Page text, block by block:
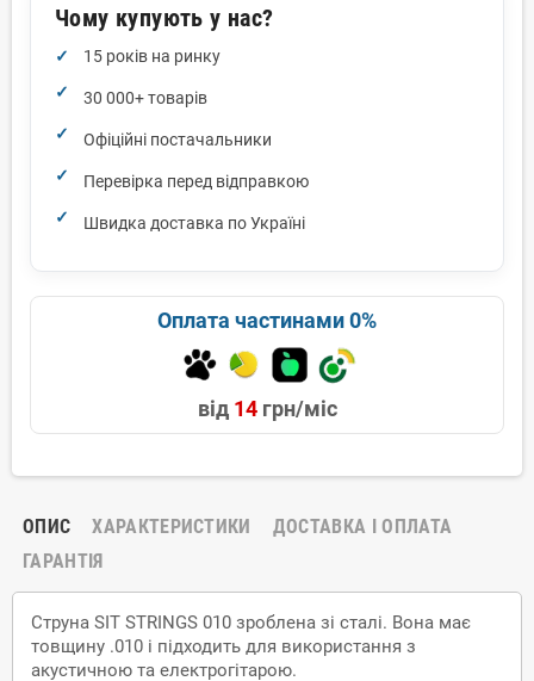
Чому купують у нас?
15 років на ринку
30 000+ товарів
Офіційні постачальники
Перевірка перед відправкою
Швидка доставка по Україні
Оплата частинами 0%
від 14грн/міс
ОПИС ХАРАКТЕРИСТИКИ
ДОСТАВКА І ОПЛАТА
ГАРАНТІЯ
Струна SIT STRINGS 010 зроблена зі сталі. Вона має
товщину .010 і підходить для використання з
акустичною та електрогітарою.